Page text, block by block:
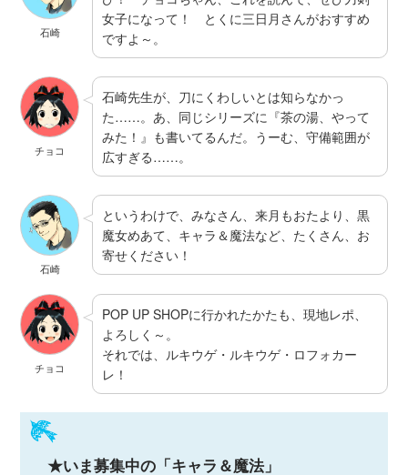
石崎
女子になって！ とくに三日月さんがおすすめ
ですよ～。
チョコ
石崎先生が、刀にくわしいとは知らなかっ
た……。あ、同じシリーズに『茶の湯、やって
みた！』も書いてるんだ。うーむ、守備範囲が
広すぎる……。
石崎
というわけで、みなさん、来月もおたより、黒
魔女めあて、キャラ＆魔法など、たくさん、お
寄せください！
チョコ
POP UP SHOPに行かれたかたも、現地レポ、
よろしく～。
それでは、ルキウゲ・ルキウゲ・ロフォカー
レ！
★いま募集中の「キャラ＆魔法」